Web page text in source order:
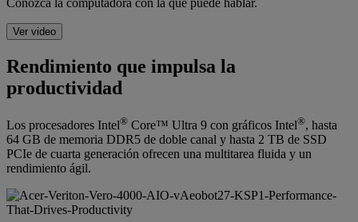
Conozca la computadora con la que puede hablar.
Ver video
Rendimiento que impulsa la
productividad
Los procesadores Intel® Core™ Ultra 9 con gráficos Intel®, hasta
64 GB de memoria DDR5 de doble canal y hasta 2 TB de SSD
PCIe de cuarta generación ofrecen una multitarea fluida y un
rendimiento ágil.